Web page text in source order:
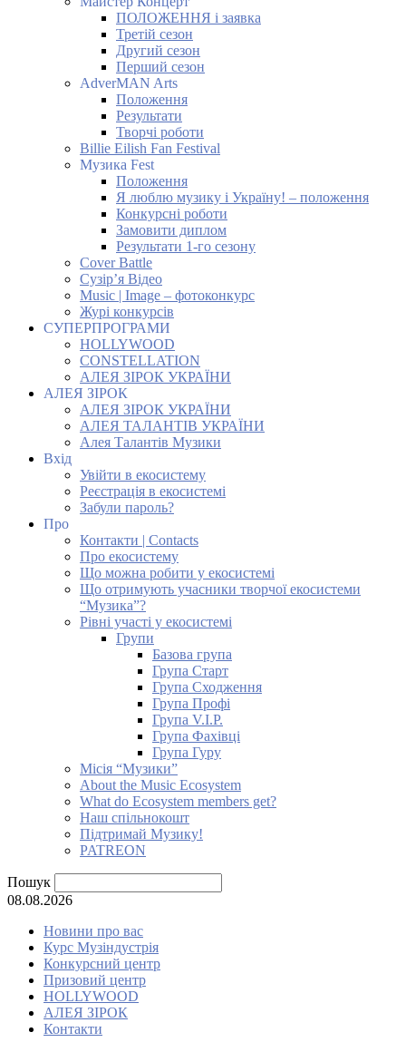
ПОЛОЖЕННЯ і заявка
Третій сезон
Другий сезон
Перший сезон
AdverMAN Arts
Положення
Результати
Творчі роботи
Billie Eilish Fan Festival
Музика Fest
Положення
Я люблю музику і Україну! – положення
Конкурсні роботи
Замовити диплом
Результати 1-го сезону
Cover Battle
Сузір’я Відео
Music | Image – фотоконкурс
Журі конкурсів
СУПЕРПРОГРАМИ
HOLLYWOOD
CONSTELLATION
АЛЕЯ ЗІРОК УКРАЇНИ
АЛЕЯ ЗІРОК
АЛЕЯ ЗІРОК УКРАЇНИ
АЛЕЯ ТАЛАНТІВ УКРАЇНИ
Алея Талантів Музики
Вхід
Увійти в екосистему
Реєстрація в екосистемі
Забули пароль?
Про
Контакти | Contacts
Про екосистему
Що можна робити у екосистемі
Що отримують учасники творчої екосистеми
“Музика”?
Рівні участі у екосистемі
Групи
Базова група
Група Старт
Група Сходження
Група Профі
Група V.I.P.
Група Фахівці
Група Гуру
Місія “Музики”
About the Music Ecosystem
What do Ecosystem members get?
Наш спільнокошт
Підтримай Музику!
PATREON
Пошук
08.08.2026
Новини про вас
Курс Музіндустрія
Конкурсний центр
Призовий центр
HOLLYWOOD
АЛЕЯ ЗІРОК
Контакти